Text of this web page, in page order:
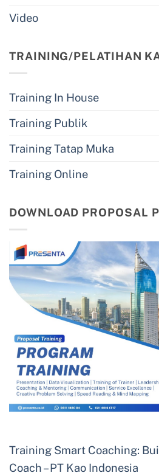
Video
TRAINING/PELATIHAN
Training In House
Training Publik
Training Tatap Muka
Training Online
DOWNLOAD PROPOSAL
Training Smart Coaching:
Coach – PT Kao Indonesia